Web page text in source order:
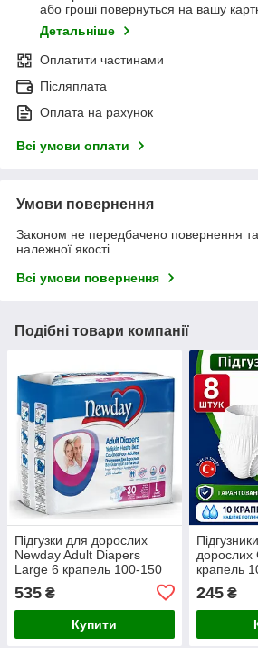
або гроші повернуться на вашу
Детальніше
Оплатити частинами
Післяплата
Оплата на рахунок
Всі умови оплати
Умови повернення
Законом не передбачено повернення
належної якості
Всі умови повернення
Подібні товари компанії
Підгузки для дорослих
Newday Adult Diapers
Large 6 крапель 100-150
535 ₴
Купити
дорослих
крапель
245₴